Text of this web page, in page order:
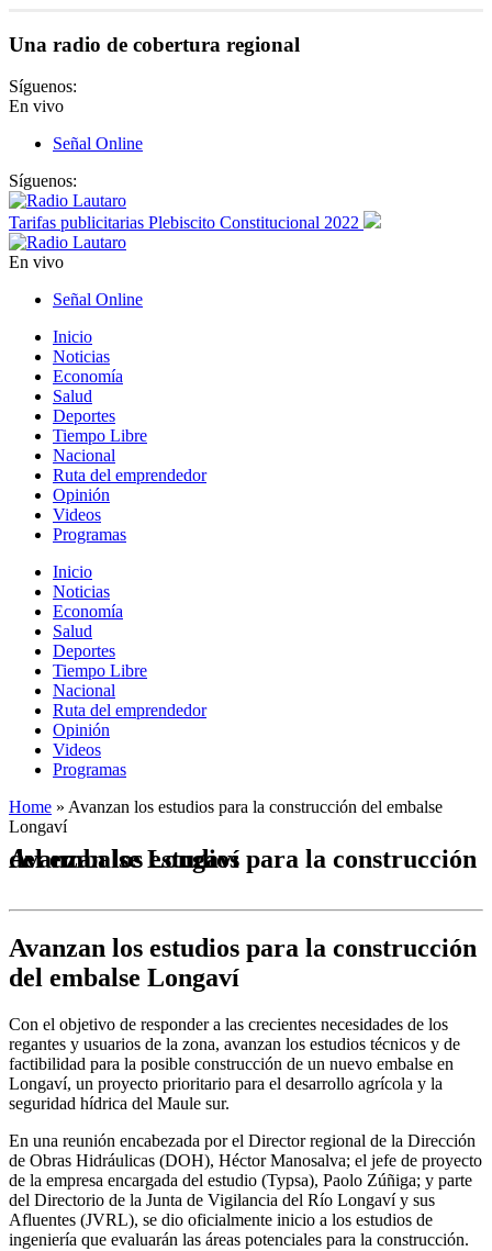
Una radio de cobertura regional
Síguenos:
En vivo
Señal Online
Síguenos:
Tarifas publicitarias Plebiscito Constitucional 2022
En vivo
Señal Online
Inicio
Noticias
Economía
Salud
Deportes
Tiempo Libre
Nacional
Ruta del emprendedor
Opinión
Videos
Programas
Inicio
Noticias
Economía
Salud
Deportes
Tiempo Libre
Nacional
Ruta del emprendedor
Opinión
Videos
Programas
Home » Avanzan los estudios para la construcción del embalse
Longaví
Avanzan los estudios para la construcción del embalse Longaví
Avanzan los estudios para la construcción
del embalse Longaví
Con el objetivo de responder a las crecientes necesidades de los
regantes y usuarios de la zona, avanzan los estudios técnicos y de
factibilidad para la posible construcción de un nuevo embalse en
Longaví, un proyecto prioritario para el desarrollo agrícola y la
seguridad hídrica del Maule sur.
En una reunión encabezada por el Director regional de la Dirección
de Obras Hidráulicas (DOH), Héctor Manosalva; el jefe de proyecto
de la empresa encargada del estudio (Typsa), Paolo Zúñiga; y parte
del Directorio de la Junta de Vigilancia del Río Longaví y sus
Afluentes (JVRL), se dio oficialmente inicio a los estudios de
ingeniería que evaluarán las áreas potenciales para la construcción.